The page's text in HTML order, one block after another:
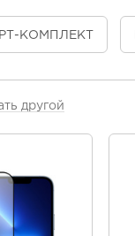
-КОМПЛЕКТ
другой